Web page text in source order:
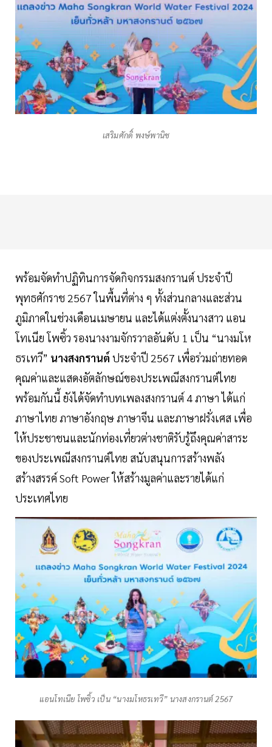
เสริมศักดิ์ พงษ์พานิช
พร้อมจัดทำปฏิทินการจัดกิจกรรมสงกรานต์ ประจำปี
พุทธศักราช 2567 ในพื้นที่ต่าง ๆ ทั้งส่วนกลางและส่วน
ภูมิภาคในช่วงเดือนเมษายน และได้แต่งตั้งนางสาว แอน
โทเนีย โพซิ้ว รองนางงามจักรวาลอันดับ 1 เป็น “นางมโห
ธรเทวี” นางสงกรานต์ ประจำปี 2567 เพื่อร่วมถ่ายทอด
คุณค่าและแสดงอัตลักษณ์ของประเพณีสงกรานต์ไทย
พร้อมกันนี้ ยังได้จัดทำบทเพลงสงกรานต์ 4 ภาษา ได้แก่
ภาษาไทย ภาษาอังกฤษ ภาษาจีน และภาษาฝรั่งเศส เพื่อ
ให้ประชาชนและนักท่องเที่ยวต่างชาติรับรู้ถึงคุณค่าสาระ
ของประเพณีสงกรานต์ไทย สนับสนุนการสร้างพลัง
สร้างสรรค์ Soft Power ให้สร้างมูลค่าและรายได้แก่
ประเทศไทย
แอนโทเนีย โพซิ้ว เป็น “นางมโหธรเทวี” นางสงกรานต์ 2567